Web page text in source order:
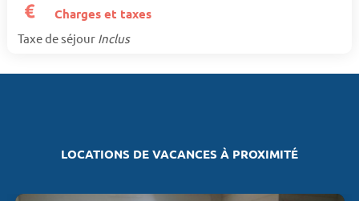
Charges et taxes
Taxe de séjour Inclus
LOCATIONS DE VACANCES À PROXIMITÉ